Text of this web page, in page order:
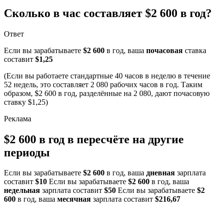
Сколько в час составляет $2 600 в год?
Ответ
Если вы зарабатываете $2 600 в год, ваша почасовая ставка
составит $1,25
(Если вы работаете стандартные 40 часов в неделю в течение
52 недель, это составляет 2 080 рабочих часов в год. Таким
образом, $2 600 в год, разделённые на 2 080, дают почасовую
ставку $1,25)
$2 600 в год в пересчёте на другие
периоды
Если вы зарабатываете $2 600 в год, ваша дневная зарплата
составит $10 Если вы зарабатываете $2 600 в год, ваша
недельная зарплата составит $50 Если вы зарабатываете $2
600 в год, ваша месячная зарплата составит $216,67